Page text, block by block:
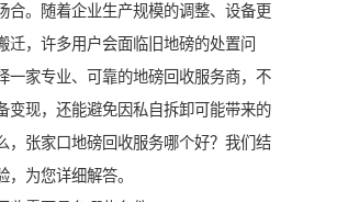
合。随着企业生产规模的调整、设备更
迁，许多用户会面临旧地磅的处置问
一家专业、可靠的地磅回收服务商，不
变现，还能避免因私自拆卸可能带来的
，张家口地磅回收服务哪个好？我们结
，为您详细解答。